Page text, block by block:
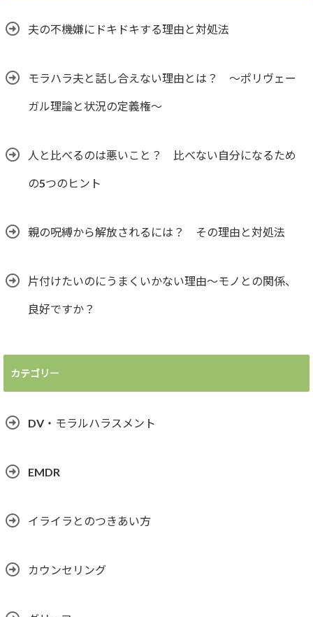
夫の不機嫌にドキドキする理由と対処法
モラハラ夫と話し合えない理由とは？ ～ポリヴェー
ガル理論と状況の定義権～
人と比べるのは悪いこと？ 比べない自分になるため
の5つのヒント
親の呪縛から解放されるには？ その理由と対処法
片付けたいのにうまくいかない理由～モノとの関係、
良好ですか？
カテゴリー
DV・モラルハラスメント
EMDR
イライラとのつきあい方
カウンセリング